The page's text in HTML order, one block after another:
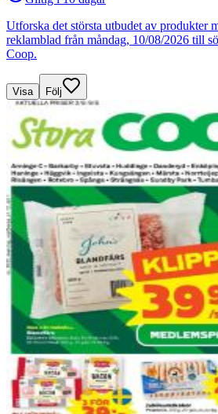
Utforska det största utbudet av produkter
reklamblad från måndag, 10/08/2026 till
Coop.
Visa Följ